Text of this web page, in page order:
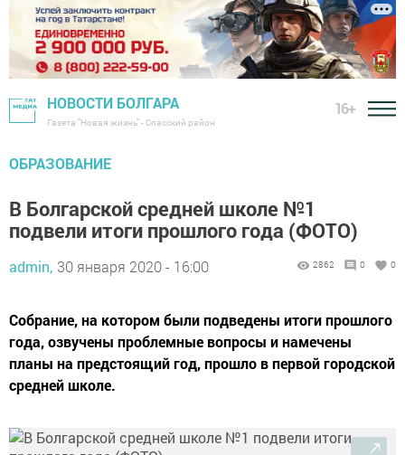
НОВОСТИ БОЛГАРА
Газета "Новая жизнь" - Спасский район
16+
ОБРАЗОВАНИЕ
В Болгарской средней школе №1
подвели итоги прошлого года (ФОТО)
admin, 30 января 2020 - 16:00 2862 0 0
Собрание, на котором были подведены итоги прошлого
года, озвучены проблемные вопросы и намечены
планы на предстоящий год, прошло в первой городской
средней школе.